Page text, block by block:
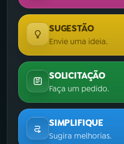
SUGESTÃO
Envie uma ideia.
SOLICITAÇÃO
Faça um pedido.
SIMPLIFIQUE
Sugira melhorias.